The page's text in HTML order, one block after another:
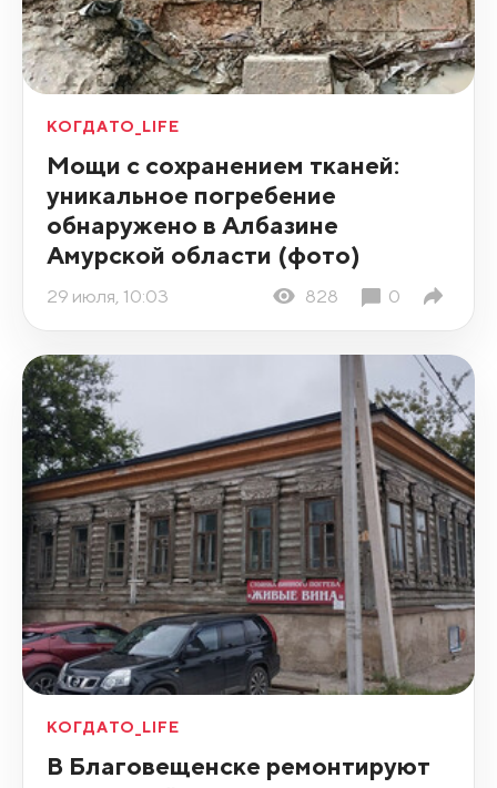
КОГДАТО_LIFE
Мощи с сохранением тканей:
уникальное погребение
обнаружено в Албазине
Амурской области (фото)
29 июля, 10:03 828 0
КОГДАТО_LIFE
В Благовещенске ремонтируют